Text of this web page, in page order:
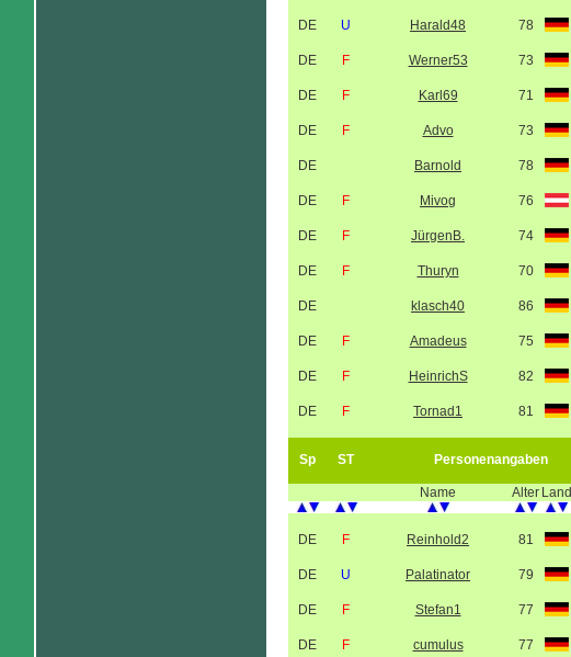
DE U Harald48 78
DE F Werner53 73
DE F Karl69 71
DE F Advo 73
DE Barnold 78
DE F Mivog 76
DE F JürgenB. 74
DE F Thuryn 70
DE klasch40 86
DE F Amadeus 75
DE F HeinrichS 82
DE F Tornad1 81
Sp ST Personenangaben
Name Alter Land
DE F Reinhold2 81
DE U Palatinator 79
DE F Stefan1 77
DE F cumulus 77